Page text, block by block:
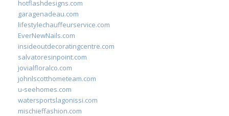
hotflashdesigns.com
garagenadeau.com
lifestylechauffeurservice.com
EverNewNails.com
insideoutdecoratingcentre.com
salvatoresinpoint.com
jovialfloralco.com
johnlscotthometeam.com
u-seehomes.com
watersportslagonissi.com
mischieffashion.com